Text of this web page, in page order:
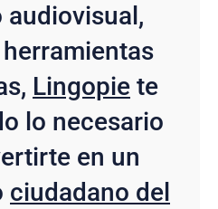
Lingopie te
lo necesario
en un
ciudadano del